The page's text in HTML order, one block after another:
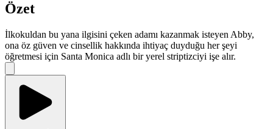
Özet
İlkokuldan bu yana ilgisini çeken adamı kazanmak isteyen Abby,
ona öz güven ve cinsellik hakkında ihtiyaç duyduğu her şeyi
öğretmesi için Santa Monica adlı bir yerel striptizciyi işe alır.